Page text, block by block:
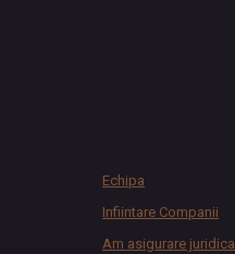
Echipa
Infiintare Companii
Am asigurare juridica